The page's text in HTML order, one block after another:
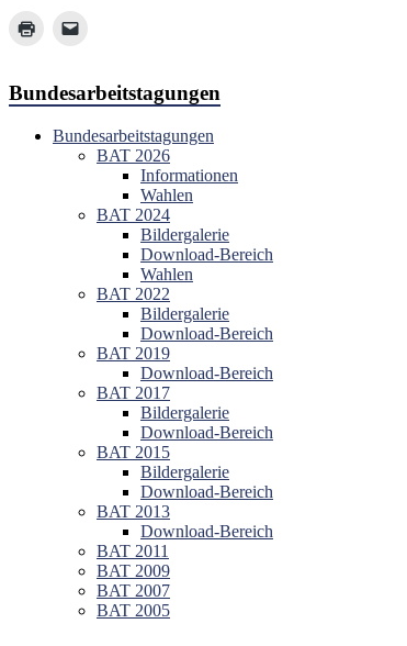
Bundesarbeitstagungen
Bundesarbeitstagungen
BAT 2026
Informationen
Wahlen
BAT 2024
Bildergalerie
Download-Bereich
Wahlen
BAT 2022
Bildergalerie
Download-Bereich
BAT 2019
Download-Bereich
BAT 2017
Bildergalerie
Download-Bereich
BAT 2015
Bildergalerie
Download-Bereich
BAT 2013
Download-Bereich
BAT 2011
BAT 2009
BAT 2007
BAT 2005